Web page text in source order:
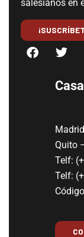
salesianos en
Quito
Telf:
Telf: